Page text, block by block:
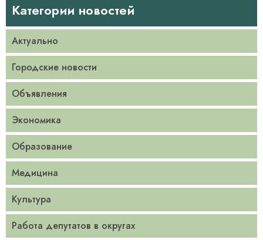
Категории новостей
Актуально
Городские новости
Объявления
Экономика
Образование
Медицина
Культура
Работа депутатов в округах